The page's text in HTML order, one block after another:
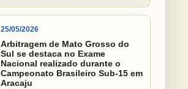
25/05/2026
Arbitragem de Mato Grosso do
Sul se destaca no Exame
Nacional realizado durante o
Campeonato Brasileiro Sub-15 em
Aracaju